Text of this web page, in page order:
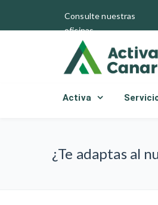
Consulte nuestras
oficinas
Activa
¿Te adaptas al